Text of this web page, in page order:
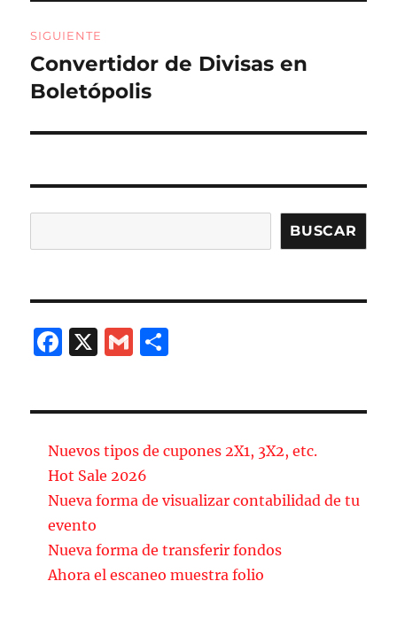
SIGUIENTE
Entrada
siguiente:
Convertidor de Divisas en
Boletópolis
BUSCAR
F
b
o
o
k
X
G
a
ir
Nuevos tipos de cupones 2X1, 3X2, etc.
Hot Sale 2026
Nueva forma de visualizar contabilidad de tu
evento
Nueva forma de transferir fondos
Ahora el escaneo muestra folio